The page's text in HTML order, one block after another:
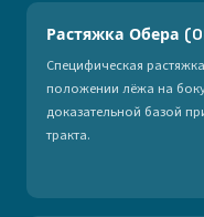
Растяжка Обера
Специфическая
положении лёжа на
доказательной базой
тракта.